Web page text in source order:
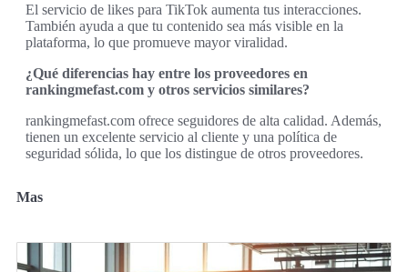
El servicio de likes para TikTok aumenta tus interacciones.
También ayuda a que tu contenido sea más visible en la
plataforma, lo que promueve mayor viralidad.
¿Qué diferencias hay entre los proveedores en
rankingmefast.com y otros servicios similares?
rankingmefast.com ofrece seguidores de alta calidad. Además,
tienen un excelente servicio al cliente y una política de
seguridad sólida, lo que los distingue de otros proveedores.
Mas